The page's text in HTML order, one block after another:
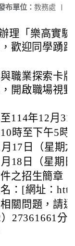
布單位： 教務處 |
理「樂高實
歡迎同學踴
職業探索卡
開啟職場視
114年12月
時至下午5時
17日（星期
18日（星期
之招生簡章
：[網址：
關問題，請
27361661分